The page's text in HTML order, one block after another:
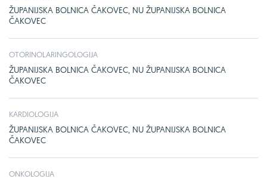
ŽUPANIJSKA BOLNICA ČAKOVEC, NU ŽUPANIJSKA BOLNICA
ČAKOVEC
OTORINOLARINGOLOGIJA
ŽUPANIJSKA BOLNICA ČAKOVEC, NU ŽUPANIJSKA BOLNICA
ČAKOVEC
KARDIOLOGIJA
ŽUPANIJSKA BOLNICA ČAKOVEC, NU ŽUPANIJSKA BOLNICA
ČAKOVEC
ONKOLOGIJA